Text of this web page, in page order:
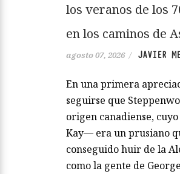
los veranos de los
en los caminos de
agosto 07, 2026 / JAVIER
En una primera
seguirse que
origen canadiense,
Kay— era un prusiano
conseguido huir de la
como la gente de